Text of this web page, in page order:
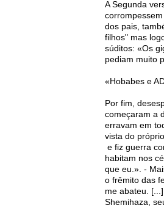
A Segunda
dos pais,
filhos" mas
súditos: «Os
pediam muito
«Hobabes e
Por fim,
começaram a
erravam em
vista do
e fiz guerra
habitam nos
que eu.». -
o frêmito das
me abateu.
Shemihaza,